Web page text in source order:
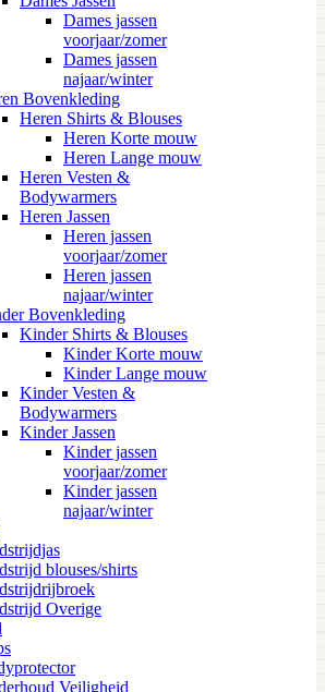
Dames jassen
voorjaar/zomer
Dames jassen
najaar/winter
Bovenkleding
Heren Shirts & Blouses
Heren Korte mouw
Heren Lange mouw
Heren Vesten &
Bodywarmers
Heren Jassen
Heren jassen
voorjaar/zomer
Heren jassen
najaar/winter
Bovenkleding
Kinder Shirts & Blouses
Kinder Korte mouw
Kinder Lange mouw
Kinder Vesten &
Bodywarmers
Kinder Jassen
Kinder jassen
voorjaar/zomer
Kinder jassen
najaar/winter
blouses/shirts
Overige
Veiligheid